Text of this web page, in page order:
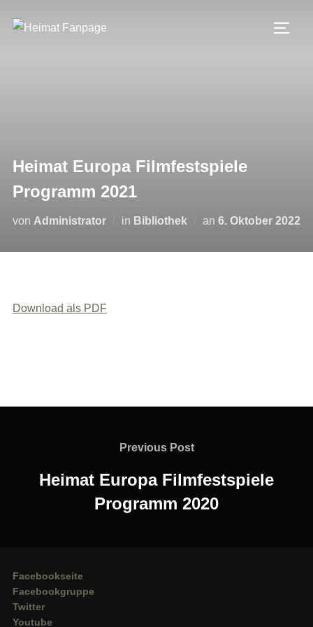
Inhalt
Heimat Europa Filmfestspiele
Programm 2021
von Administrator in Bibliothek an Veröffentlicht
6. Oktober 2022
Download als PDF
Previous
Previous Post
Heimat Europa Filmfestspiele
Programm 2020
Facebookseite
Facebookgruppe
Twitter
Youtube